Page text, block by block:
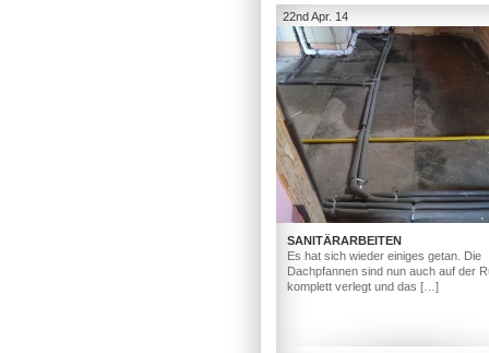
22nd Apr. 14
SANITÄRARBEITEN
Es hat sich wieder einiges getan. Die
Dachpfannen sind nun auch auf der
komplett verlegt und das […]